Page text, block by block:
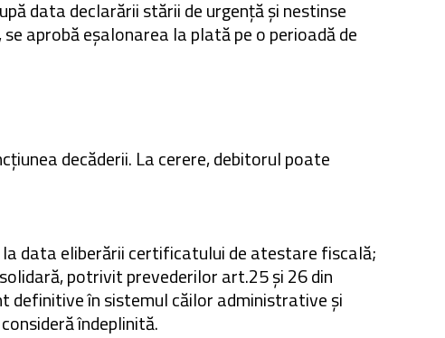
data declarării stării de urgență și nestinse
aprobă eșalonarea la plată pe o perioadă de
decăderii. La cerere, debitorul poate
data eliberării certificatului de atestare fiscală;
potrivit prevederilor art.25 și 26 din
definitive în sistemul căilor administrative și
îndeplinită.